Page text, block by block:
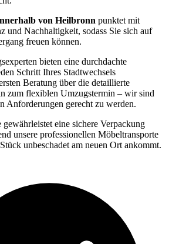
von Heilbronn punktet mit
und Nachhaltigkeit, sodass Sie sich auf
freuen können.
bieten eine durchdachte
Schritt Ihres Stadtwechsels
Beratung über die detaillierte
zum flexiblen Umzugstermin – wir sind
Anforderungen gerecht zu werden.
eine sichere Verpackung
unsere professionellen Möbeltransporte
unbeschadet am neuen Ort ankommt.